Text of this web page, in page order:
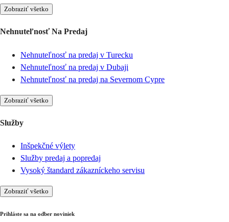
Zobraziť všetko
Nehnuteľnosť Na Predaj
Nehnuteľnosť na predaj v Turecku
Nehnuteľnosť na predaj v Dubaji
Nehnuteľnosť na predaj na Severnom Cypre
Zobraziť všetko
Služby
Inšpekčné výlety
Služby predaj a popredaj
Vysoký štandard zákazníckeho servisu
Zobraziť všetko
Prihláste sa na odber noviniek